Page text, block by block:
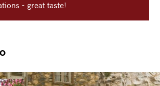
- great taste!